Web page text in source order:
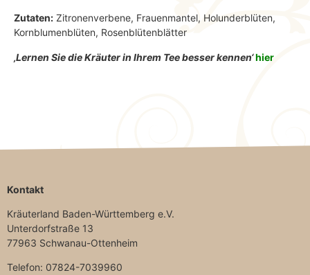
Zutaten: Zitronenverbene, Frauenmantel, Holunderblüten,
Kornblumenblüten, Rosenblütenblätter
‚Lernen Sie die Kräuter in Ihrem Tee besser kennen‘hier
Kontakt
Kräuterland Baden-Württemberg e.V.
Unterdorfstraße 13
77963 Schwanau-Ottenheim
Telefon: 07824-7039960